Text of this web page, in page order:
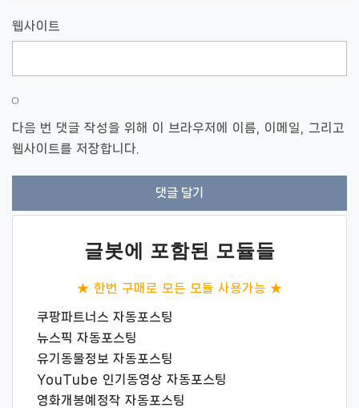
웹사이트
다음 번 댓글 작성을 위해 이 브라우저에 이름, 이메일, 그리고
웹사이트를 저장합니다.
글봇에 포함된 모듈들
★ 한번 구매로 모든 모듈 사용가능 ★
쿠팡파트너스 자동포스팅
뉴스픽 자동포스팅
유기동물정보 자동포스팅
YouTube 인기동영상 자동포스팅
영화개봉예정작 자동포스팅